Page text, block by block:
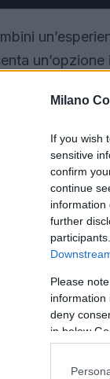
Milano
If you wish
sensitive
confirm
continue
information
further
Please
information
deny
in below
unisce
attivo.